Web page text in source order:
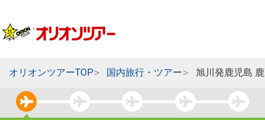
オリオンツアーTOP 国内旅行・ツアー 旭川発鹿児島